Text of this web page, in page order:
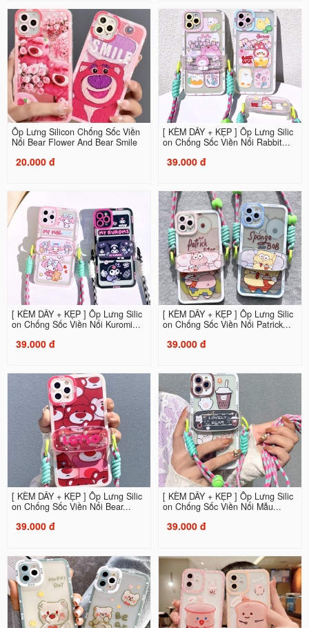
Ốp Lưng Silicon Chống Sốc Viền
Nổi Bear Flower And Bear Smile
20.000 đ
[ KÈM DÂY + KẸP ] Ốp Lưng Silic
on Chống Sốc Viền Nổi Rabbit...
39.000 đ
[ KÈM DÂY + KẸP ] Ốp Lưng Silic
on Chống Sốc Viền Nổi Kuromi...
39.000 đ
[ KÈM DÂY + KẸP ] Ốp Lưng Silic
on Chống Sốc Viền Nổi Patrick...
39.000 đ
[ KÈM DÂY + KẸP ] Ốp Lưng Silic
on Chống Sốc Viền Nổi Bear...
39.000 đ
[ KÈM DÂY + KẸP ] Ốp Lưng Silic
on Chống Sốc Viền Nổi Mẫu...
39.000 đ